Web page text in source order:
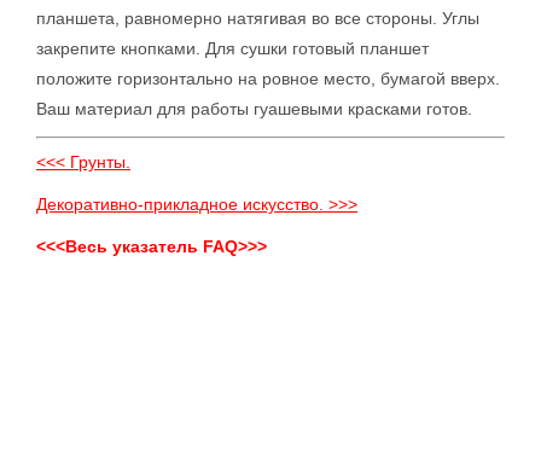
планшета, равномерно натягивая во все стороны. Углы
закрепите кнопками. Для сушки готовый планшет
положите горизонтально на ровное место, бумагой вверх.
Ваш материал для работы гуашевыми красками готов.
<<< Грунты.
Декоративно-прикладное искусство. >>>
<<<Весь указатель FAQ>>>